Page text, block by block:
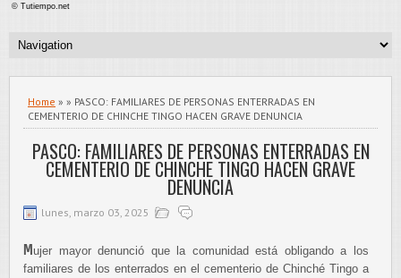
Home » » PASCO: FAMILIARES DE PERSONAS ENTERRADAS EN
CEMENTERIO DE CHINCHE TINGO HACEN GRAVE DENUNCIA
PASCO: FAMILIARES DE PERSONAS ENTERRADAS EN
CEMENTERIO DE CHINCHE TINGO HACEN GRAVE
DENUNCIA
lunes, marzo 03, 2025
Mujer mayor denunció que la comunidad está obligando a los
familiares de los enterrados en el cementerio de Chinché Tingo a